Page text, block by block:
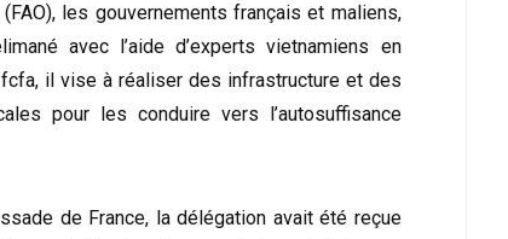
les gouvernements français et maliens,
avec l’aide d’experts vietnamiens en
fcfa, il vise à réaliser des infrastructure et des
pour les conduire vers l’autosuffisance
de France, la délégation avait été reçue